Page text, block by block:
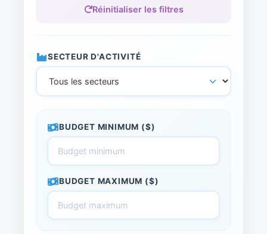
Réinitialiser les filtres
SECTEUR D'ACTIVITÉ
BUDGET MINIMUM ($)
BUDGET MAXIMUM ($)